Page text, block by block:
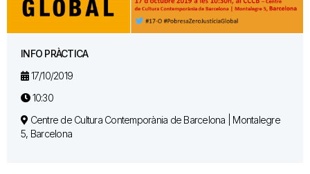
INFO PRÀCTICA
17/10/2019
10:30
Centre de Cultura Contemporània de Barcelona | Montalegre
5, Barcelona